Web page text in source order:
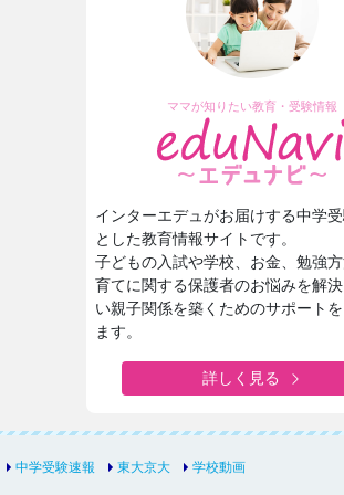
ママが知りたい教育・受験情報
インターエデュがお届けする中学
とした教育情報サイトです。
子どもの入試や学校、お金、勉強
育てに関する保護者のお悩みを解
い親子関係を築くためのサポート
ます。
詳しく見る
中学受験速報 東大京大
学校動画